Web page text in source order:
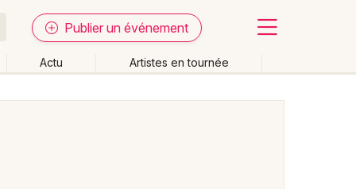
Publier un événement
Actu Artistes en tournée